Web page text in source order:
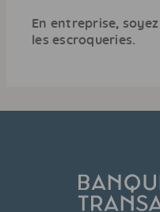
En entreprise,
les escroqueries.